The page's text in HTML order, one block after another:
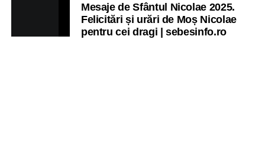
Mesaje de Sfântul Nicolae 2025.
Felicitări și urări de Moș Nicolae
pentru cei dragi | sebesinfo.ro